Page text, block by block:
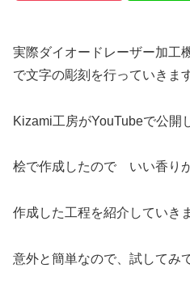
実際ダイオードレーザー加
で文字の彫刻を行っていきます
Kizami工房がYouTubeで公開
桧で作成したので いい香りが
作成した工程を紹介していき
意外と簡単なので、試してみ